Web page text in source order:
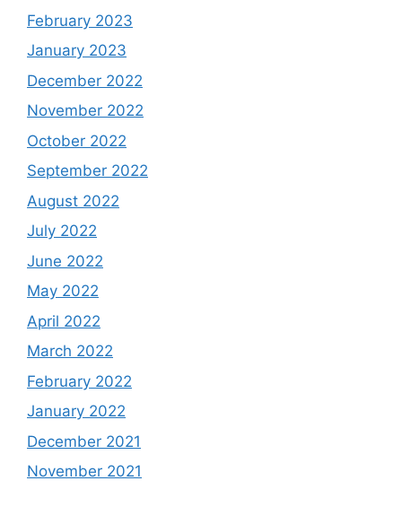
February 2023
January 2023
December 2022
November 2022
October 2022
September 2022
August 2022
July 2022
June 2022
May 2022
April 2022
March 2022
February 2022
January 2022
December 2021
November 2021